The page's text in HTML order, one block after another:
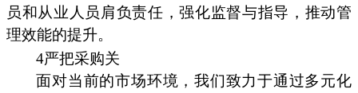
员和从业人员肩负责任，强化监督与指导，推动管
理效能的提升。
4严把采购关
面对当前的市场环境，我们致力于通过多元化